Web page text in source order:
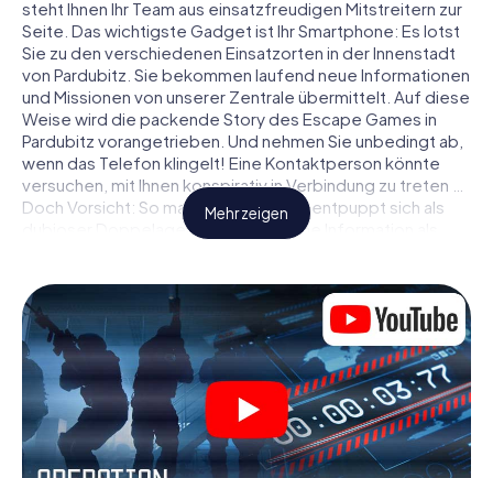
steht Ihnen Ihr Team aus einsatzfreudigen Mitstreitern zur
Seite. Das wichtigste Gadget ist Ihr Smartphone: Es lotst
Sie zu den verschiedenen Einsatzorten in der Innenstadt
von Pardubitz. Sie bekommen laufend neue Informationen
und Missionen von unserer Zentrale übermittelt. Auf diese
Weise wird die packende Story des Escape Games in
Pardubitz vorangetrieben. Und nehmen Sie unbedingt ab,
wenn das Telefon klingelt! Eine Kontaktperson könnte
versuchen, mit Ihnen konspirativ in Verbindung zu treten …
Doch Vorsicht: So mancher Informant entpuppt sich als
dubioser Doppelagent und so manche Information als
Sie niemandem!
Anders als in einem klassischen Escape Room in Pardubitz
sind Sie also nicht in ein Zimmer eingesperrt, aus dem Sie
sich in einem vorgegebenen Zeitfenster befreien
müssen. Diese Smartphone Schnitzeljagd erklärt ganz
Pardubitz zu Ihrem persönlichen Spielfeld! Die technische
Voraussetzung für Ihr Agentenabenteuer in Pardubitz: Ein
Smartphone mit Zugang ins mobile Internet. Per Klick
Mehr zeigen